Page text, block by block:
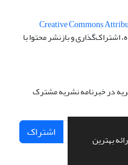
بهترین
Creative Commons
و بازنشر محتوا با
در خبرنامه نشریه مشترک
اشتراک